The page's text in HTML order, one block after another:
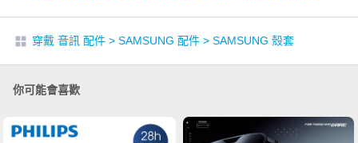
穿戴 音訊 配件 > SAMSUNG 配件 > SAMSUNG 殼套
你可能會喜歡